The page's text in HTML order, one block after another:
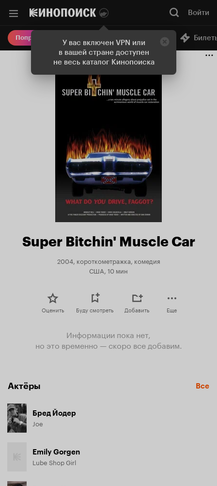
У вас включен VPN или
в вашей стране доступен
не весь каталог Кинопоиска
Войти
Попробовать Плюс Онлайн-кинотеатр
Super Bitchin' Muscle Car
2004, короткометражка, комедия
США, 10 мин
Оценить Буду смотреть Добавить Еще
Информации пока нет,
но это временно — скоро все добавим.
Актёры Все
Бред Йодер
Joe
Emily Gorgen
Lube Shop Girl